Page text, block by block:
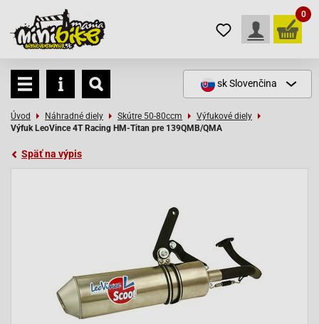
0
skSlovenčina
Úvod Náhradné diely Skútre 50-80ccm
Výfukové diely
Výfuk LeoVince 4T Racing HM-Titan pre 139QMB/QMA
Späť na výpis